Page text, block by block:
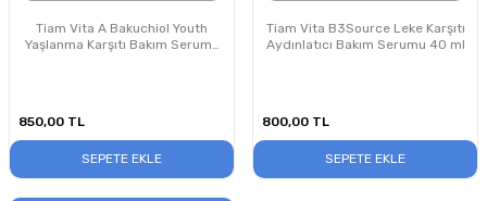
Tiam Vita A Bakuchiol Youth
Yaşlanma Karşıtı Bakım Serumu
850,00 TL
SEPETE EKLE
Tiam Vita B3Source Leke Karşıtı
Aydınlatıcı Bakım Serumu 40 ml
800,00 TL
SEPETE EKLE